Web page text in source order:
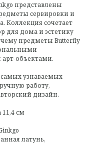
представлены
сервировки и
Коллекция сочетает
для дома и эстетику
чему предметы Butterfly
объектами.
узнаваемых
работу,
дизайн.
см
латунь,